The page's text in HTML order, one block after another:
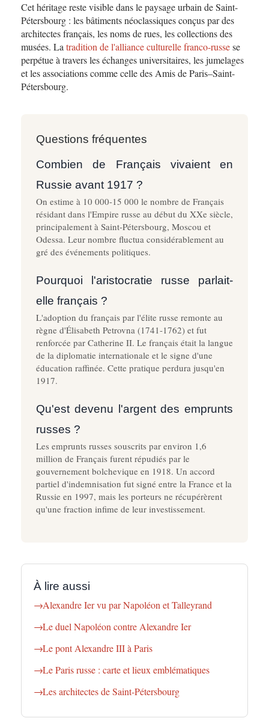
Cet héritage reste visible dans le paysage urbain de Saint-
Pétersbourg : les bâtiments néoclassiques conçus par des
architectes français, les noms de rues, les collections des
musées. La tradition de l'alliance culturelle franco-russese
perpétue à travers les échanges universitaires, les jumelages
et les associations comme celle des Amis de Paris–Saint-
Pétersbourg.
Questions fréquentes
Combien de Français vivaient en
Russie avant 1917 ?
On estime à 10 000-15 000 le nombre de Français
résidant dans l'Empire russe au début du XXe siècle,
principalement à Saint-Pétersbourg, Moscou et
Odessa. Leur nombre fluctua considérablement au
gré des événements politiques.
Pourquoi l'aristocratie russe parlait-
elle français ?
L'adoption du français par l'élite russe remonte au
règne d'Élisabeth Petrovna (1741-1762) et fut
renforcée par Catherine II. Le français était la langue
de la diplomatie internationale et le signe d'une
éducation raffinée. Cette pratique perdura jusqu'en
1917.
Qu'est devenu l'argent des emprunts
russes ?
Les emprunts russes souscrits par environ 1,6
million de Français furent répudiés par le
gouvernement bolchevique en 1918. Un accord
partiel d'indemnisation fut signé entre la France et la
Russie en 1997, mais les porteurs ne récupérèrent
qu'une fraction infime de leur investissement.
À lire aussi
Alexandre Ier vu par Napoléon et Talleyrand
Le duel Napoléon contre Alexandre Ier
Le pont Alexandre III à Paris
Le Paris russe : carte et lieux emblématiques
Les architectes de Saint-Pétersbourg